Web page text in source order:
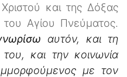
και της Δόξας
Αγίου Πνεύματος.
αυτόν, και τη
του, και την κοινωνία
με τον